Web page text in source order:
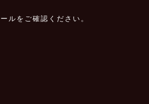
ルをご確認ください。